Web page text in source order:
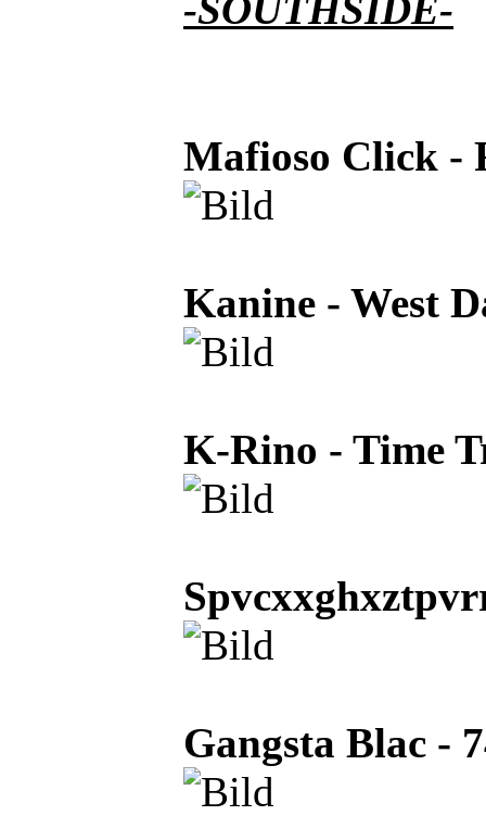
Mafioso Click -
Kanine - West
K-Rino - Time
Gangsta Blac -